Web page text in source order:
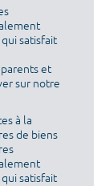
satisfait
parents et
sur notre
à la
de biens
satisfait